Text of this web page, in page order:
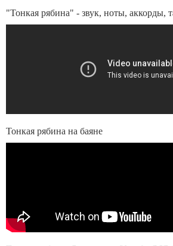
"Тонкая рябина" - звук, ноты, аккорды,
Тонкая рябина на баяне